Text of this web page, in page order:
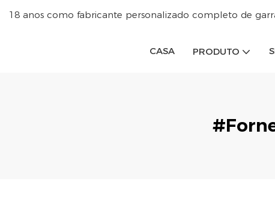
18 anos como fabricante personalizado completo de
CASA PRODUTO